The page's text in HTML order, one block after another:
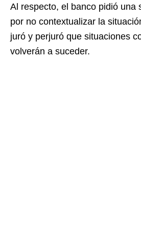
Al respecto, el banco pidió una
por no contextualizar la
juró y perjuró que situaciones
volverán a suceder.